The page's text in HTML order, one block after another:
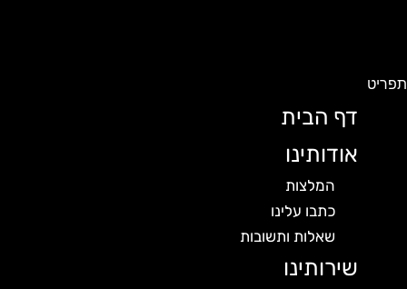
דף הבית
אודותינו
המלצות
כתבו עלינו
שאלות ותשובות
שירותינו